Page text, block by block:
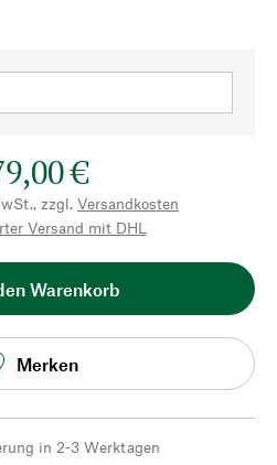
€
zzgl. Versandkosten
Versand mit DHL
Warenkorb
Merken
in 2-3 Werktagen